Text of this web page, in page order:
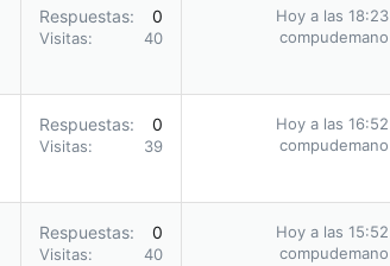
Respuestas 0
Visitas 40
Hoy a las 18:23
compudemano
Respuestas 0
Visitas 39
Hoy a las 16:52
compudemano
Respuestas 0
Visitas 40
Hoy a las 15:52
compudemano